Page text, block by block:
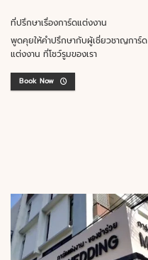
ที่ปรึกษาเรื่องการ์ดแต่งงาน
พูดคุยให้คำปรึกษากับผู้เชี่ยวชาญการ์ด
แต่งงาน ที่โชว์รูมของเรา
Book Now